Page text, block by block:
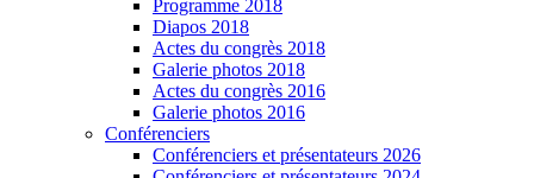
Programme 2018
Diapos 2018
Actes du congrès 2018
Galerie photos 2018
Actes du congrès 2016
Galerie photos 2016
Conférenciers
Conférenciers et présentateurs 2026